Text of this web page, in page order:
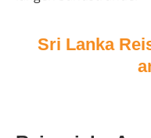
Sri Lanka